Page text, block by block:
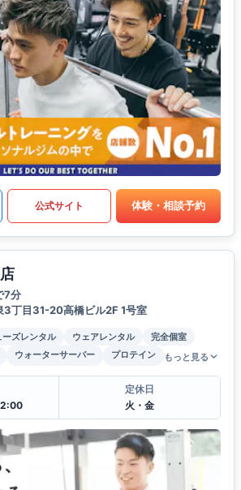
公式サイト 体験・相談予約
7分
3丁目31-20高橋ビル2F 1号室
ーズレンタル ウェアレンタル
完全個室
ウォーターサーバー プロテイン もっと見る
定休日
火・金